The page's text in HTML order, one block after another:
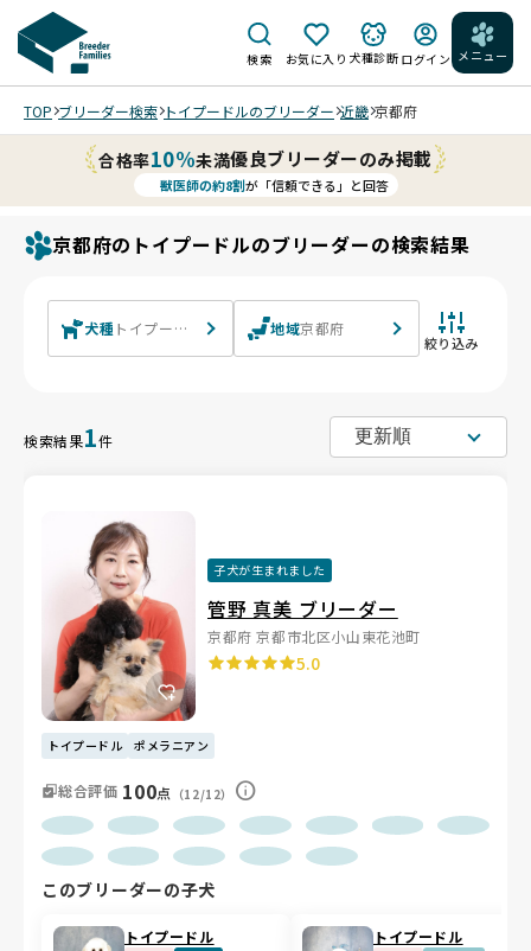
検索 お気に入り 犬種診断 ログイン メニュー
TOP ブリーダー検索 トイプードルのブリーダー 近畿 京都府
合格率10%未満優良ブリーダーのみ掲載
獣医師の約8割が「信頼できる」と回答
京都府のトイプードルのブリーダーの検索結果
犬種 トイプードル 地域京都府
絞り込み
検索結果1件
子犬が生まれました
管野 真美 ブリーダー
京都府 京都市北区小山東花池町
5.0
トイプードル ポメラニアン
総合評価 100点 （12/12）
このブリーダーの子犬
トイプードル トイプードル